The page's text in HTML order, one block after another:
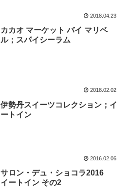
2018.04.23
カカオ マーケット バイ マリベ
ル；スパイシーラム
2018.02.02
伊勢丹スイーツコレクション；イ
ートイン
2016.02.06
サロン・デュ・ショコラ2016
イートイン その2